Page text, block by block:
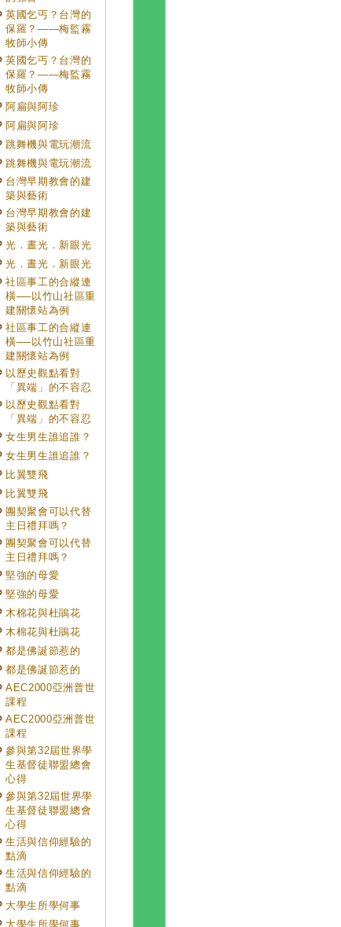
英國乞丐？台灣的
保羅？——梅監霧
牧師小傳
英國乞丐？台灣的
保羅？——梅監霧
牧師小傳
阿扁與阿珍
阿扁與阿珍
跳舞機與電玩潮流
跳舞機與電玩潮流
台灣早期教會的建
築與藝術
台灣早期教會的建
築與藝術
光．晝光．新眼光
光．晝光．新眼光
社區事工的合縱連
橫──以竹山社區重
建關懷站為例
社區事工的合縱連
橫──以竹山社區重
建關懷站為例
以歷史觀點看對
「異端」的不容忍
以歷史觀點看對
「異端」的不容忍
女生男生誰追誰？
女生男生誰追誰？
比翼雙飛
比翼雙飛
團契聚會可以代替
主日禮拜嗎？
團契聚會可以代替
主日禮拜嗎？
堅強的母愛
堅強的母愛
木棉花與杜鵑花
木棉花與杜鵑花
都是佛誕節惹的
都是佛誕節惹的
AEC2000亞洲普世
課程
AEC2000亞洲普世
課程
參與第32屆世界學
生基督徒聯盟總會
心得
參與第32屆世界學
生基督徒聯盟總會
心得
生活與信仰經驗的
點滴
生活與信仰經驗的
點滴
大學生所學何事
大學生所學何事